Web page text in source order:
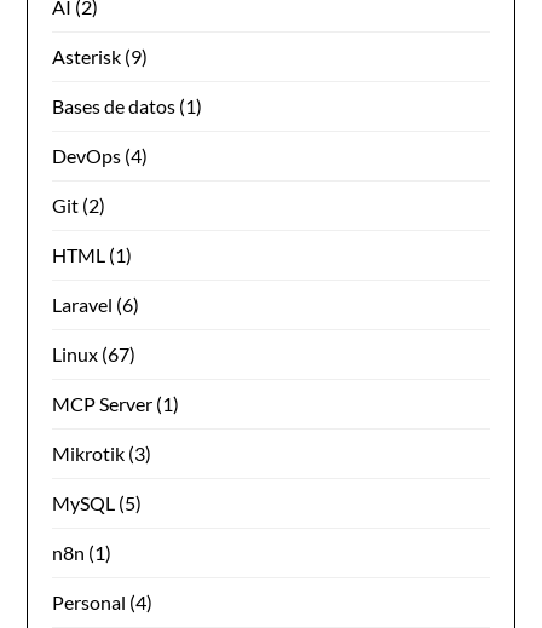
AI (2)
Asterisk (9)
Bases de datos (1)
DevOps (4)
Git (2)
HTML (1)
Laravel (6)
Linux (67)
MCP Server (1)
Mikrotik (3)
MySQL (5)
n8n (1)
Personal (4)